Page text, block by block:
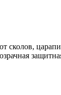
сколов,